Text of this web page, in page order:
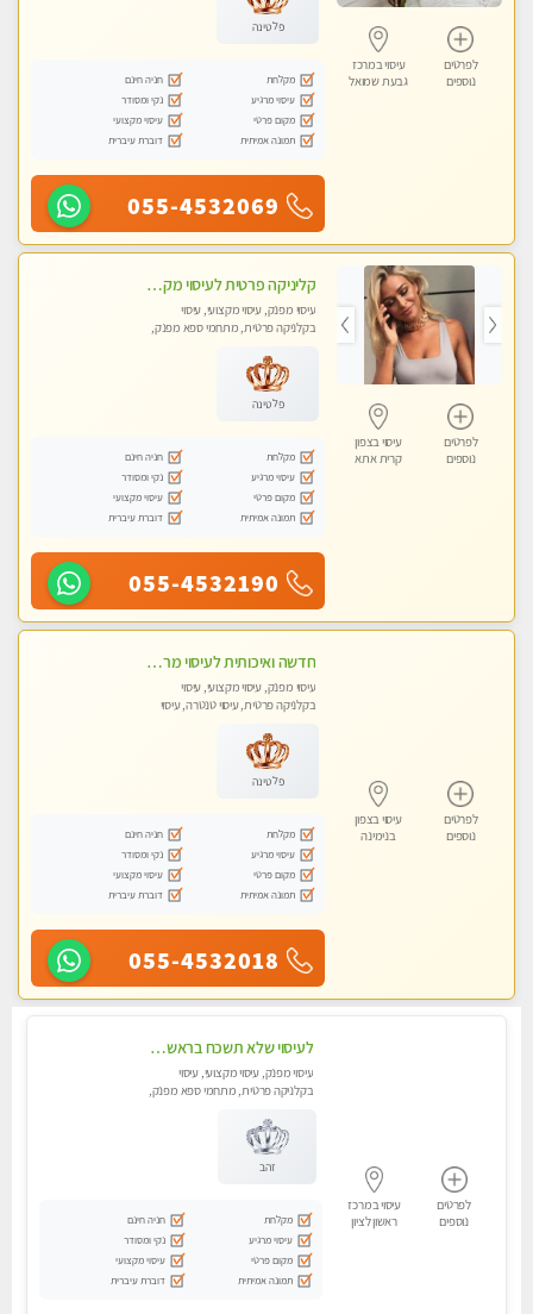
לפרטים
נוספים
עיסוי במרכז
גבעת שמואל
פלטינה
מקלחת
חניה חינם
עיסוי מרגיע
נקי ומסודר
מקום פרטי
עיסוי מקצועי
תמונה אמיתית
דוברת עיברית
055-4532069
לפרטים
נוספים
עיסוי בצפון
קרית אתא
קליניקה פרטית לעיסוי מקצועי ואלטרנטיבי ברמה גבוהה VIP תתקשר ..... highly recommended..new in the city
עיסוי מפנק, עיסוי מקצועי, עיסוי
בקלניקה פרטית, מתחמי ספא מפנק,
טנטרה, עיסוי מגבר לגבר, עיסוי מגבר
לאישה
פלטינה
מקלחת
חניה חינם
עיסוי מרגיע
נקי ומסודר
מקום פרטי
עיסוי מקצועי
תמונה אמיתית
דוברת עיברית
055-4532190
לפרטים
נוספים
עיסוי בצפון
בנימינה
חדשה ואיכותית לעיסוי מרגיע ומפנק VIP-מומלץ לחלוטין! פרטי! ​​​​​​ Highly recommended
עיסוי מפנק, עיסוי מקצועי, עיסוי
בקלניקה פרטית, עיסוי טנטרה, עיסוי
פלטינה
מקלחת
חניה חינם
עיסוי מרגיע
נקי ומסודר
מקום פרטי
עיסוי מקצועי
תמונה אמיתית
דוברת עיברית
055-4532018
לפרטים
נוספים
עיסוי במרכז
ראשון לציון
לעיסוי שלא תשכח בראשון לציון
עיסוי מפנק, עיסוי מקצועי, עיסוי
בקלניקה פרטית, מתחמי ספא מפנק,
זהב
מקלחת
חניה חינם
עיסוי מרגיע
נקי ומסודר
מקום פרטי
עיסוי מקצועי
תמונה אמיתית
דוברת עיברית